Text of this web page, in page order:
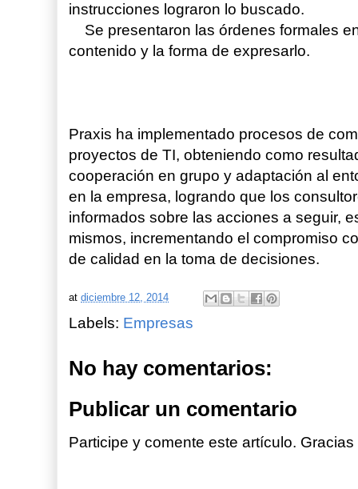
instrucciones lograron lo buscado.
Se presentaron las órdenes formales
contenido y la forma de expresarlo.
Praxis ha implementado procesos de
proyectos de TI, obteniendo como
cooperación en grupo y adaptación al
en la empresa, logrando que los
informados sobre las acciones a seguir,
mismos, incrementando el compromiso
de calidad en la toma de decisiones.
atdiciembre 12, 2014
Labels: Empresas
No hay comentarios:
Publicar un comentario
Participe y comente este artículo. Gracias